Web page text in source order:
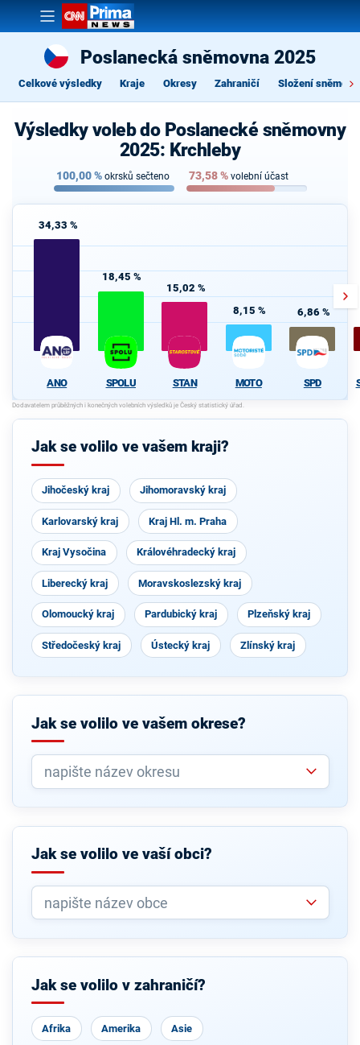
Poslanecká sněmovna 2025
Celkové výsledky Kraje Okresy Zahraničí Složení
Výsledky voleb do Poslanecké sněmovny
2025: Krchleby
100,00% okrsků sečteno 73,58% volební účast
34,33 %
ANO
18,45 %
SPOLU
15,02 %
STAN
8,15 %
MOTO
6,86 %
SPD
Jak se volilo ve vašem kraji?
Jihočeský kraj Jihomoravský kraj
Karlovarský kraj Kraj Hl. m. Praha
Kraj Vysočina Královéhradecký kraj
Liberecký kraj Moravskoslezský kraj
Olomoucký kraj Pardubický kraj Plzeňský kraj
Středočeský kraj Ústecký kraj Zlínský kraj
Jak se volilo ve vašem okrese?
Jak se volilo ve vaší obci?
Jak se volilo v zahraničí?
Afrika Amerika Asie